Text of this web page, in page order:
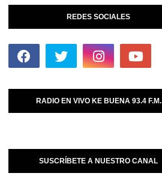
REDES SOCIALES
RADIO EN VIVO KE BUENA 93.4 F.M.
SUSCRÍBETE A NUESTRO CANAL